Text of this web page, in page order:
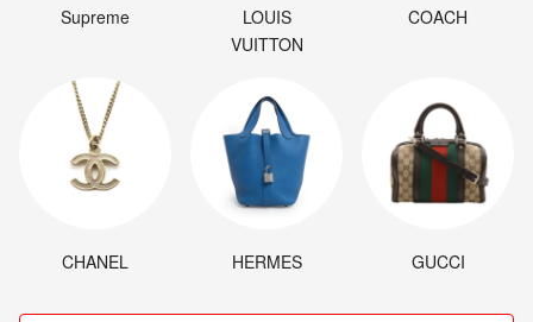
Supreme
LOUIS
VUITTON
COACH
CHANEL HERMES GUCCI